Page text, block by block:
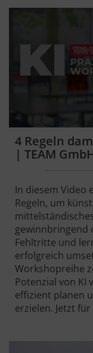
4 Regeln
| TEAM
In diesem Video
Regeln, um
gewinnbringend
Fehltritte und
erfolgreich
Workshopreihe
Potenzial von KI
effizient planen
erzielen. Jetzt